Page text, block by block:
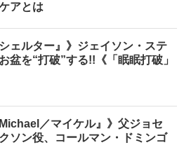
アとは
シェルター』》ジェイソン・ステ
盆を“打破”する!!《「眠眠打破」
Michael／マイケル』》父ジョセ
ソン役、コールマン・ドミンゴ